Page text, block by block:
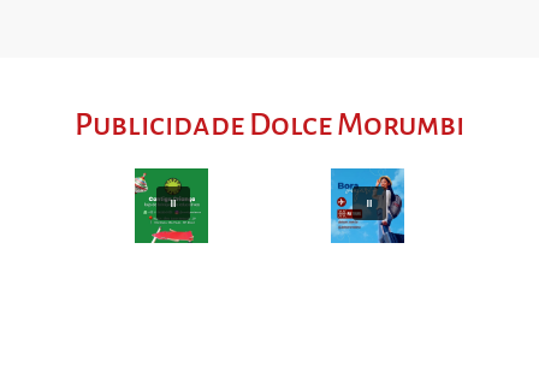
Publicidade Dolce Morumbi